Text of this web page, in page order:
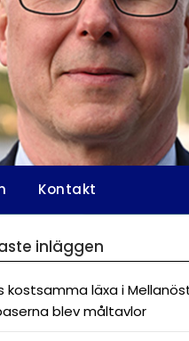
Kontakt
inläggen
kostsamma läxa i
blev måltavlor